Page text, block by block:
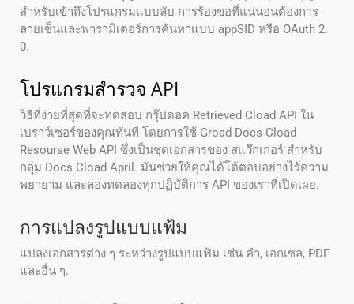
สําหรับเข้าถึงโปรแกรมแบบลับ การร้องขอที่แน่นอนต้องการ
ลายเซ็นและพารามิเตอร์การค้นหาแบบ appSID หรือ OAuth 2.
0.
โปรแกรมสํารวจ API
วิธีที่ง่ายที่สุดที่จะทดสอบ กรุ๊ปดอค Retrieved Cload API ใน
เบราว์เซอร์ของคุณทันที โดยการใช้ Groad Docs Cload
Resourse Web API ซึ่งเป็นชุดเอกสารของ สแว๊กเกอร์ สําหรับ
กลุ่ม Docs Cload April. มันช่วยให้คุณได้โต้ตอบอย่างไร้ความ
พยายาม และลองทดลองทุกปฏิบัติการ API ของเราที่เปิดเผย.
การแปลงรูปแบบแฟ้ม
แปลงเอกสารต่าง ๆ ระหว่างรูปแบบแฟ้ม เช่น คํา, เอกเซล, PDF
และอื่น ๆ.